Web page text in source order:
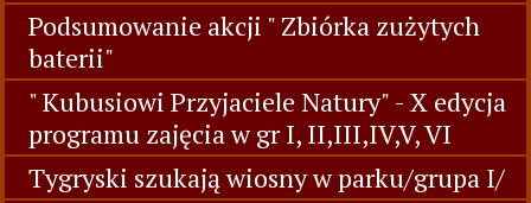
Podsumowanie akcji " Zbiórka zużytych
baterii"
" Kubusiowi Przyjaciele Natury" - X edycja
programu zajęcia w gr I, II,III,IV,V, VI
Tygryski szukają wiosny w parku/grupa I/